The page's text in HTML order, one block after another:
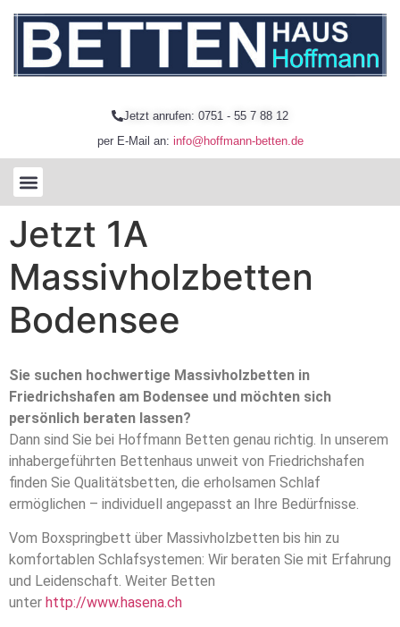
Jetzt anrufen: 0751 - 55 7 88 12
per E-Mail an: info@hoffmann-betten.de
Jetzt 1A
Massivholzbetten
Bodensee
Sie suchen hochwertige Massivholzbetten in
Friedrichshafen am Bodensee und möchten sich
persönlich beraten lassen?
Dann sind Sie bei Hoffmann Betten genau richtig. In unserem
inhabergeführten Bettenhaus unweit von Friedrichshafen
finden Sie Qualitätsbetten, die erholsamen Schlaf
ermöglichen – individuell angepasst an Ihre Bedürfnisse.
Vom Boxspringbett über Massivholzbetten bis hin zu
komfortablen Schlafsystemen: Wir beraten Sie mit Erfahrung
und Leidenschaft. Weiter Betten
unter http://www.hasena.ch